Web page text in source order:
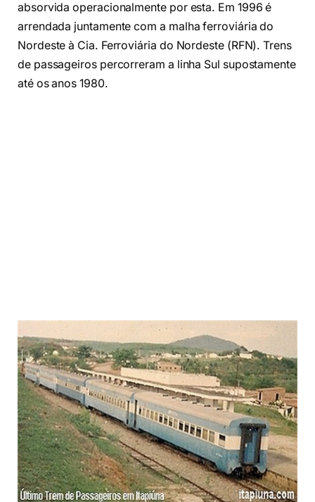
absorvida operacionalmente por esta. Em 1996 é
arrendada juntamente com a malha ferroviária do
Nordeste à Cia. Ferroviária do Nordeste (RFN). Trens
de passageiros percorreram a linha Sul supostamente
até os anos 1980.